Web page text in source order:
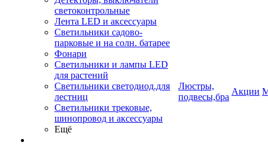
светоконтрольные
Лента LED и аксессуары
Светильники садово-
парковые и на солн. батарее
Фонари
Светильники и лампы LED
для растений
Светильники светодиод.для
лестниц
Светильники трековые,
шинопровод и аксессуары
Ещё
Люстры,
подвесы,бра
Акции